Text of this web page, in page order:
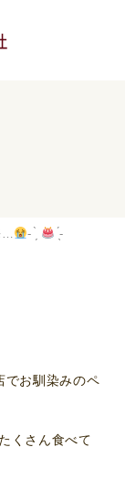
- ̗̀ ̖́-
でお馴染みのペ
くさん食べて